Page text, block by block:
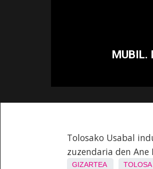
Tolosako Usabal
zuzendaria den
GIZARTEA TOLOSA